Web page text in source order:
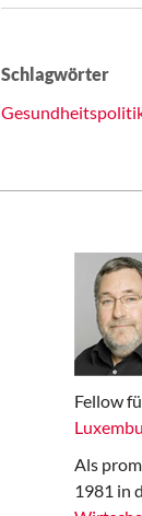
Schlagwörter
Fellow
Als
1981 in